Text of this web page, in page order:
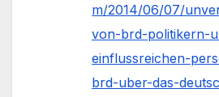
m/2014/06/07/
von-brd-politikern-
einflussreichen-
brd-uber-das-